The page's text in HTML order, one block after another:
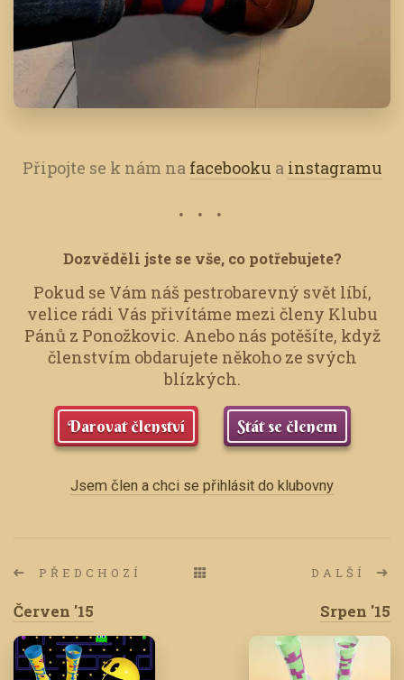
Připojte se k nám na facebooku a instagramu
Dozvěděli jste se vše, co potřebujete?
Pokud se Vám náš pestrobarevný svět líbí,
velice rádi Vás přivítáme mezi členy Klubu
Pánů z Ponožkovic. Anebo nás potěšíte, když
členstvím obdarujete někoho ze svých
blízkých.
Darovat členství Stát se členem
Jsem člen a chci se přihlásit do klubovny
PŘEDCHOZÍ
Červen '15
DALŠÍ
Srpen '15